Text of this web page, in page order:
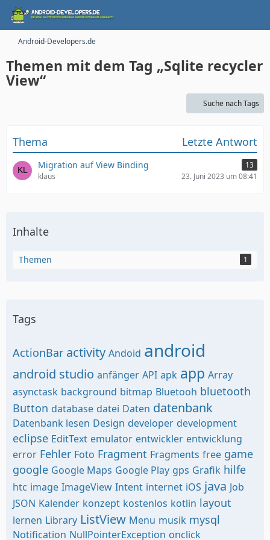
Android-Developers.de
Themen mit dem Tag „Sqlite recycler
View“
Suche nach Tags
Thema Letzte Antwort
Migration auf View Binding
13
klaus
23. Juni 2023 um 08:41
Inhalte
Themen 1
Tags
ActionBar activity Andoid android
android studio anfänger API apk app Array
asynctask background bitmap Bluetooh bluetooth
Button database datei Daten datenbank
Datenbank lesen Design developer development
eclipse EditText emulator entwickler entwicklung
error Fehler Foto Fragment Fragments free game
google Google Maps Google Play gps Grafik hilfe
htc image ImageView Intent internet iOS java Job
JSON Kalender konzept kostenlos kotlin layout
lernen Library ListView Menu musik mysql
Notification NullPointerException onclick